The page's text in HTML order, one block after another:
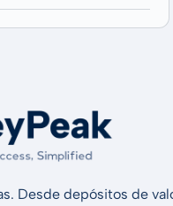
Desde depósitos de